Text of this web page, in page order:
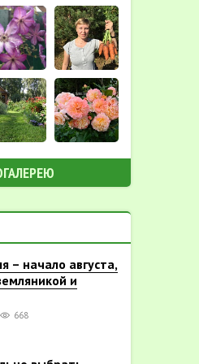
– начало августа,
и
668